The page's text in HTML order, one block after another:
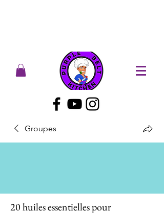
Groupes
20 huiles essentielles pour